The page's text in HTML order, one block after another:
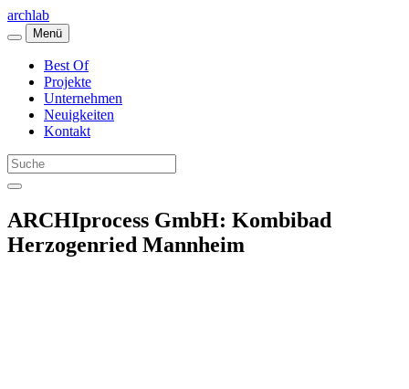
archlab
Menü
Best Of
Projekte
Unternehmen
Neuigkeiten
Kontakt
ARCHIprocess GmbH: Kombibad
Herzogenried Mannheim